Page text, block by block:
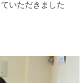
いただきました